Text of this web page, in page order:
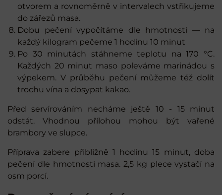
otvorem a rovnoměrně v intervalech vstřikujeme
do zářezů masa.
Dobu pečení vypočítáme dle hmotnosti — na
každý kilogram pečeme 1 hodinu 10 minut
Po 30 minutách stáhneme teplotu na 170 °C.
Každých 20 minut maso poleváme marinádou s
výpekem. V průběhu pečení můžeme též dolít
trochu vína a dosypat kakao.
Před servírováním necháme ještě 10 - 15 minut
odstát. Vhodnou přílohou mohou být vařené
brambory ve slupce.
Příprava zabere přibližně 1 hodinu 15 minut, doba
pečení dle hmotnosti masa. 2,5 kg plece vystačí na
osm porcí.